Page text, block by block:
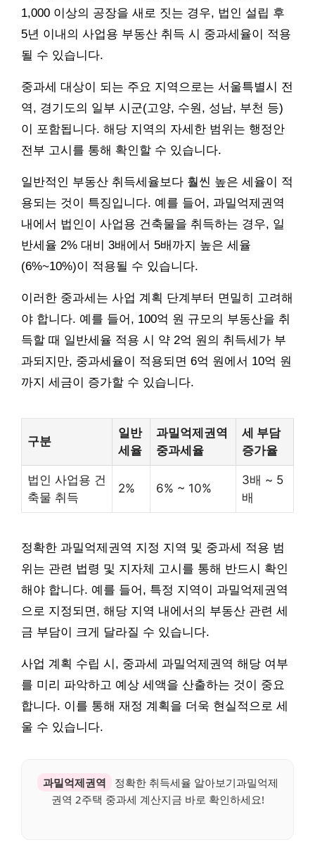
1,000 이상의 공장을 새로 짓는 경우, 법인 설립 후
5년 이내의 사업용 부동산 취득 시 중과세율이 적용
될 수 있습니다.
중과세 대상이 되는 주요 지역으로는 서울특별시 전
역, 경기도의 일부 시군(고양, 수원, 성남, 부천 등)
이 포함됩니다. 해당 지역의 자세한 범위는 행정안
전부 고시를 통해 확인할 수 있습니다.
일반적인 부동산 취득세율보다 훨씬 높은 세율이 적
용되는 것이 특징입니다. 예를 들어, 과밀억제권역
내에서 법인이 사업용 건축물을 취득하는 경우, 일
반세율 2% 대비 3배에서 5배까지 높은 세율
(6%~10%)이 적용될 수 있습니다.
이러한 중과세는 사업 계획 단계부터 면밀히 고려해
야 합니다. 예를 들어, 100억 원 규모의 부동산을 취
득할 때 일반세율 적용 시 약 2억 원의 취득세가 부
과되지만, 중과세율이 적용되면 6억 원에서 10억 원
까지 세금이 증가할 수 있습니다.
구분
일반
세율
과밀억제권역
중과세율
세 부담
증가율
법인 사업용 건
축물 취득
2% 6% ~ 10%
3배 ~ 5
배
정확한 과밀억제권역 지정 지역 및 중과세 적용 범
위는 관련 법령 및 지자체 고시를 통해 반드시 확인
해야 합니다. 예를 들어, 특정 지역이 과밀억제권역
으로 지정되면, 해당 지역 내에서의 부동산 관련 세
금 부담이 크게 달라질 수 있습니다.
사업 계획 수립 시, 중과세 과밀억제권역 해당 여부
를 미리 파악하고 예상 세액을 산출하는 것이 중요
합니다. 이를 통해 재정 계획을 더욱 현실적으로 세
울 수 있습니다.
과밀억제권역
정확한 취득세율 알아보기과밀억제
권역 2주택 중과세 계산지금 바로 확인하세요!